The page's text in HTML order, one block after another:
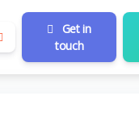
Get in
touch